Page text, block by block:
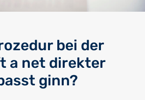
bei der
a net direkter
ginn?